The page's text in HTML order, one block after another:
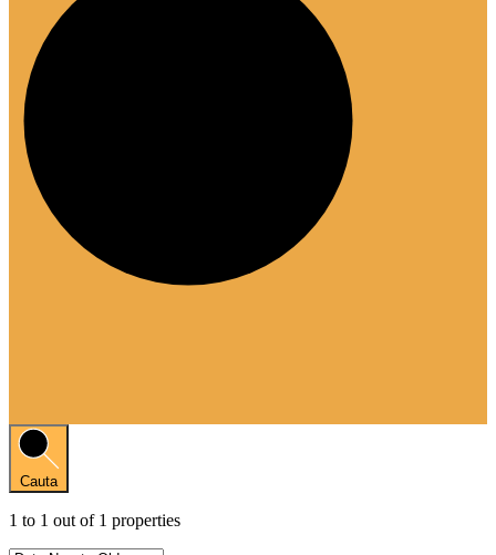
Cauta
1 to 1 out of 1 properties